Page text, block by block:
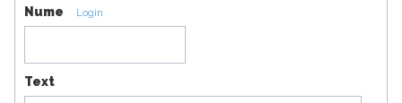
Nume Login
Text